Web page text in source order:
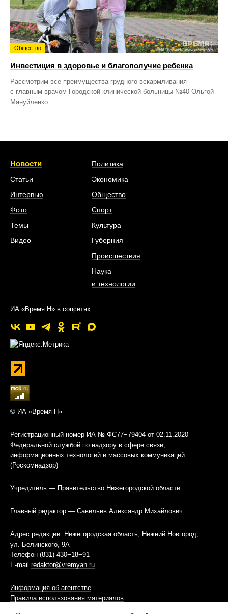
Общество
Инвестиция в здоровье и благополучие ребенка
Рассмотрим все преимущества грудного вскармливания
с главным врачом Городской клинической больницы №40 Ольгой
Мануйленко.
Новости
Статьи
Интервью
Фото
Темы
Видео
Политика
Экономика
Общество
Спорт
Культура
Губерния
Происшествия
Наука
и технологии
ИА «Время Н» в соцсетях
© ИА «Время Н»
Регистрационный номер ИА № ФС77−79404 от 02.11.2020
Федеральной службой по надзору в сфере связи,
информационных технологий и массовых коммуникаций
(Роскомнадзор)
Учредитель — Правительство Нижегородской области
Главный редактор — Савельев Александр Михайлович
Адрес редакции: Нижегородская область, Нижний Новгород,
ул. Белинского, 9А
Телефон (831) 430−18−91
E-mail redaktor@vremyan.ru
Информация об агентстве
Правила использования материалов